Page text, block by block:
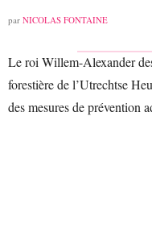
par NICOLAS FONTAINE
Le roi Willem-Alexander
forestière de l’Utrechtse
des mesures de prévention